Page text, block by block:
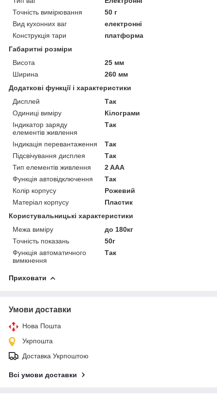
Точність вимірювання
50 г
Вид кухонних ваг
електронні
Конструкція тари
платформа
Габаритні розміри
Висота
25 мм
Ширина
260 мм
Додаткові функції і характеристики
Дисплей
Так
Одиниці виміру
Кілограми
Індикатор заряду
елементів живлення
Так
Індикація перевантаження
Так
Підсвічування дисплея
Так
Тип елементів живлення
2 AAA
Функція автовідключення
Так
Колір корпусу
Рожевий
Матеріал корпусу
Пластик
Користувальницькі характеристики
Межа виміру
до 180кг
Точність показань
50г
Функція автоматичного
вимкнення
Так
Приховати
Умови доставки
Нова Пошта
Укрпошта
Доставка Укрпоштою
Всі умови доставки